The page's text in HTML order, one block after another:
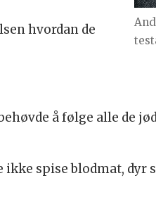
hvordan de
å følge alle de
spise blodmat, dyr